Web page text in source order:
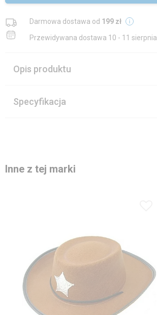
Darmowa dostawa od 199 zł
Przewidywana dostawa 10 - 11 sierpnia
Opis produktu
Specyfikacja
Inne z tej marki